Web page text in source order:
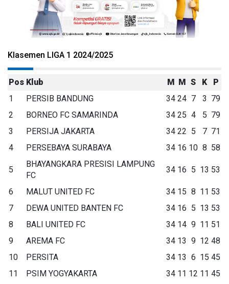
Klasemen LIGA 1 2024/2025
Pos Klub M M S K
P
1
PERSIB BANDUNG 34 24 7 3 79
2
BORNEO FC SAMARINDA 34 25 4 5 79
3
PERSIJA JAKARTA 34 22 5 7 71
4
PERSEBAYA SURABAYA 34 16 10 8 58
5
BHAYANGKARA PRESISI LAMPUNG
FC
34 16 5 13 53
6 MALUT UNITED FC 34 15 8 11 53
7
DEWA UNITED BANTEN FC 34 16 5 13 53
8
BALI UNITED FC 34 14 9 11 51
9
AREMA FC 34 13 9 12 48
10
PERSITA 34 13 6 15 45
11
PSIM YOGYAKARTA 34 11 12 11 45